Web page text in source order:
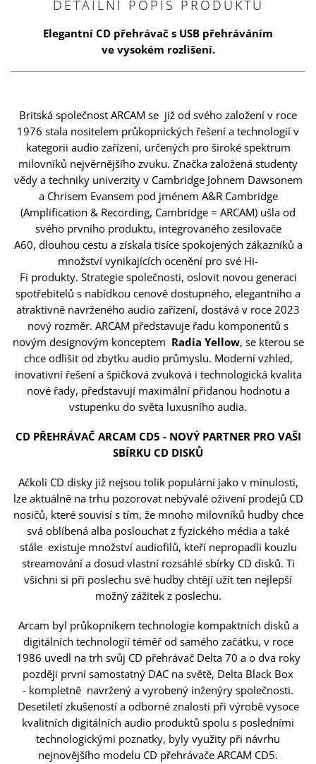
DETAILNÍ POPIS PRODUKTU
Elegantní CD přehrávač s USB přehráváním
ve vysokém rozlišení.
Britská společnost ARCAM se již od svého založení v roce
1976 stala nositelem průkopnických řešení a technologií v
kategorii audio zařízení, určených pro široké spektrum
milovníků nejvěrnějšího zvuku. Značka založená studenty
vědy a techniky univerzity v Cambridge Johnem Dawsonem
a Chrisem Evansem pod jménem A&R Cambridge
(Amplification & Recording, Cambridge = ARCAM) ušla od
svého prvního produktu, integrovaného zesilovače
A60, dlouhou cestu a získala tisíce spokojených zákazníků a
množství vynikajících ocenění pro své Hi-
Fi produkty. Strategie společnosti, oslovit novou generaci
spotřebitelů s nabídkou cenově dostupného, ​​elegantního a
atraktivně navrženého audio zařízení, dostává v roce 2023
nový rozměr. ARCAM představuje řadu komponentů s
novým designovým konceptem Radia Yellow, se kterou se
chce odlišit od zbytku audio průmyslu. Moderní vzhled,
inovativní řešení a špičková zvuková i technologická kvalita
nové řady, představují maximální přidanou hodnotu a
vstupenku do světa luxusního audia.
CD PŘEHRÁVAČ ARCAM CD5 - NOVÝ PARTNER PRO VAŠI
SBÍRKU CD DISKŮ
Ačkoli CD disky již nejsou tolik populární jako v minulosti,
lze aktuálně na trhu pozorovat nebývalé oživení prodejů CD
nosičů, které souvisí s tím, že mnoho milovníků hudby chce
svá oblíbená alba poslouchat z fyzického média a také
stále existuje množství audiofilů, kteří nepropadli kouzlu
streamování a dosud vlastní rozsáhlé sbírky CD disků. Ti
všichni si při poslechu své hudby chtějí užít ten nejlepší
možný zážitek z poslechu.
Arcam byl průkopníkem technologie kompaktních disků a
digitálních technologií téměř od samého začátku, v roce
1986 uvedl na trh svůj CD přehrávač Delta 70 a o dva roky
později první samostatný DAC na světě, Delta Black Box
- kompletně navržený a vyrobený inženýry společnosti.
Desetiletí zkušeností a odborné znalosti při výrobě vysoce
kvalitních digitálních audio produktů spolu s posledními
technologickými poznatky, byly využity při návrhu
nejnovějšího modelu CD přehrávače ARCAM CD5.